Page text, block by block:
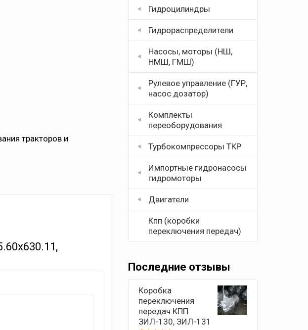
Гидроцилиндры
Гидрораспределители
Насосы, моторы (НШ,
НМШ, ГМШ)
Рулевое управление (ГУР,
насос дозатор)
Комплекты
переоборудования
Турбокомпрессоры ТКР
Импортные гидронасосы
гидромоторы
Двигатели
Кпп (коробки
переключения передач)
Последние отзывы
Коробка
переключения
передач КПП
ЗИЛ-130, ЗИЛ-131
тракторов и